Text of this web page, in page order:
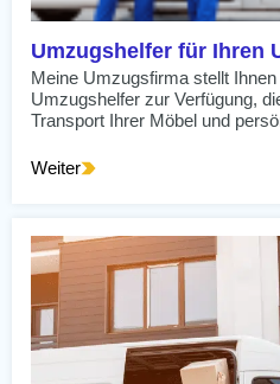
Umzugshelfer für Ihren
Meine Umzugsfirma stellt
Umzugshelfer zur Verfügung,
Transport Ihrer Möbel und
Weiter